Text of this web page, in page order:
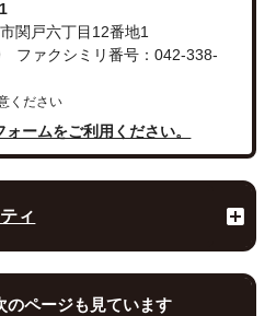
関戸六丁目12番地1
ファクシミリ番号：042-338-
ください
ームをご利用ください。
ィ
のページも見ています